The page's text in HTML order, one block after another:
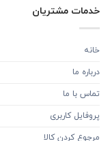
خدمات مشتریان
خانه
درباره ما
تماس با ما
پروفایل کاربری
مرجوع کردن کالا